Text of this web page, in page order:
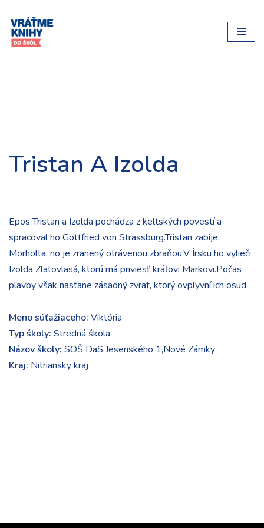
Preskočiť
na
Tristan A Izolda
Epos Tristan a Izolda pochádza z keltských povestí a
spracoval ho Gottfried von Strassburg.Tristan zabije
Morholta, no je zranený otrávenou zbraňou.V Írsku ho vylieči
Izolda Zlatovlasá, ktorú má priviesť kráľovi Markovi.Počas
plavby však nastane zásadný zvrat, ktorý ovplyvní ich osud.
Meno súťažiaceho: Viktória
Typ školy: Stredná škola
Názov školy: SOŠ DaS,Jesenského 1,Nové Zámky
Kraj: Nitriansky kraj